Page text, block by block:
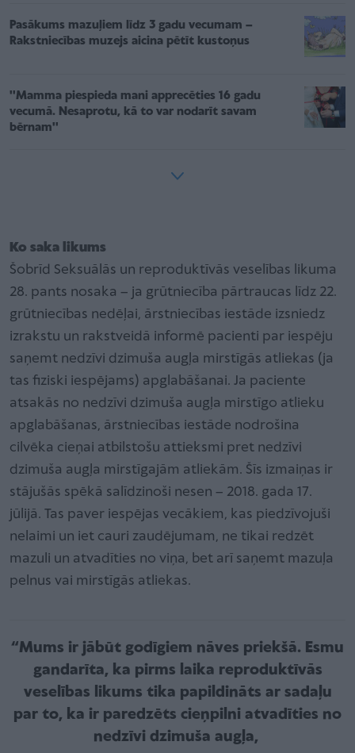
Pasākums mazuļiem līdz 3 gadu vecumam –
Rakstniecības muzejs aicina pētīt kustoņus
''Mamma piespieda mani apprecēties 16 gadu
vecumā. Nesaprotu, kā to var nodarīt savam
bērnam''
Ko saka likums
Šobrīd Seksuālās un reproduktīvās veselības likuma
28. pants nosaka – ja grūtniecība pārtraucas līdz 22.
grūtniecības nedēļai, ārstniecības iestāde izsniedz
izrakstu un rakstveidā informē pacienti par iespēju
saņemt nedzīvi dzimuša augļa mirstīgās atliekas (ja
tas fiziski iespējams) apglabāšanai. Ja paciente
atsakās no nedzīvi dzimuša augļa mirstīgo atlieku
apglabāšanas, ārstniecības iestāde nodrošina
cilvēka cieņai atbilstošu attieksmi pret nedzīvi
dzimuša augļa mirstīgajām atliekām. Šīs izmaiņas ir
stājušās spēkā salīdzinoši nesen – 2018. gada 17.
jūlijā. Tas paver iespējas vecākiem, kas piedzīvojuši
nelaimi un iet cauri zaudējumam, ne tikai redzēt
mazuli un atvadīties no viņa, bet arī saņemt mazuļa
pelnus vai mirstīgās atliekas.
“Mums ir jābūt godīgiem nāves priekšā. Esmu
gandarīta, ka pirms laika reproduktīvās
veselības likums tika papildināts ar sadaļu
par to, ka ir paredzēts cieņpilni atvadīties no
nedzīvi dzimuša augļa,